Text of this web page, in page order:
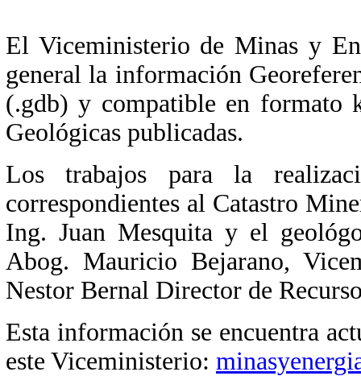
El Viceministerio de Minas y
general la información
(.gdb) y compatible en formato
Geológicas publicadas.
Los trabajos para la
correspondientes al Catastro
Ing. Juan Mesquita y el
Abog. Mauricio Bejarano,
Nestor Bernal Director de
Esta información se encuentra
este Viceministerio: